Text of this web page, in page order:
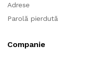
Adrese
Parolă pierdută
Companie